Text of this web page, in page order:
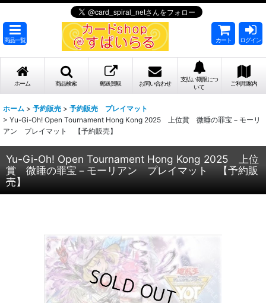
商品一覧 カート ログイン
ホーム 商品検索 郵送買取 お問い合わせ
支払い期限につ
いて
ご利用案内
ホーム > 予約販売 > 予約販売 プレイマット
> Yu-Gi-Oh! Open Tournament Hong Kong 2025 上位賞 微睡の罪宝－モーリ
アン プレイマット 【予約販売】
Yu-Gi-Oh! Open Tournament Hong Kong 2025 上位
賞 微睡の罪宝－モーリアン プレイマット 【予約販
売】